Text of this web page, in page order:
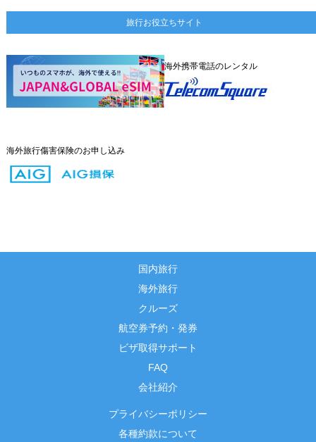
旅行お役立ちサイト
海外携帯電話のレンタル
海外旅行傷害保険のお申し込み
国内旅行
海外旅行
クルーズ
航空券予約・発券
ビザ取得サポート
FAQ
会社紹介
プライバシーポリシー
各種約款について